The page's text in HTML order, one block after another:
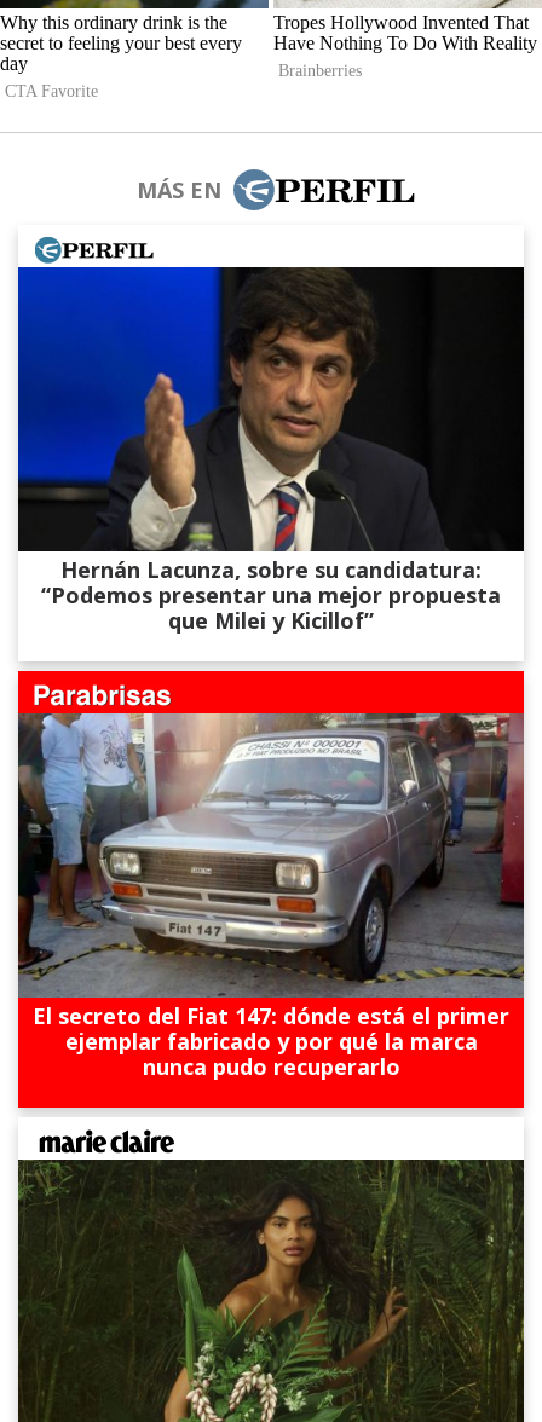
MÁS EN
Hernán Lacunza, sobre su candidatura:
“Podemos presentar una mejor propuesta
que Milei y Kicillof”
El secreto del Fiat 147: dónde está el primer
ejemplar fabricado y por qué la marca
nunca pudo recuperarlo